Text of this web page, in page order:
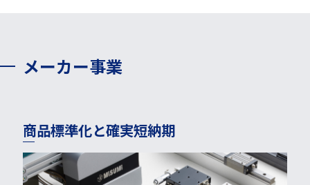
メーカー事業
商品標準化と確実短納期